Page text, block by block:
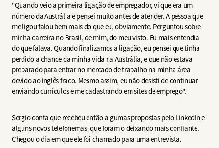
"Quando veio a primeira ligação de empregador, vi que era um
número da Austrália e pensei muito antes de atender. A pessoa que
me ligou falou bem mais do que eu, obviamente. Perguntou sobre
minha carreira no Brasil, de mim, do meu visto. Eu mais entendia
do que falava. Quando finalizamos a ligação, eu pensei que tinha
perdido a chance da minha vida na Austrália, e que não estava
preparado para entrar no mercado de trabalho na minha área
devido ao inglês fraco. Mesmo assim, eu não desisti de continuar
enviando currículos e me cadastrando em sites de emprego".
Sergio conta que recebeu então algumas propostas pelo LinkedIn e
alguns novos telefonemas, que foram o deixando mais confiante.
Chegou o dia em que ele foi chamado para uma entrevista.